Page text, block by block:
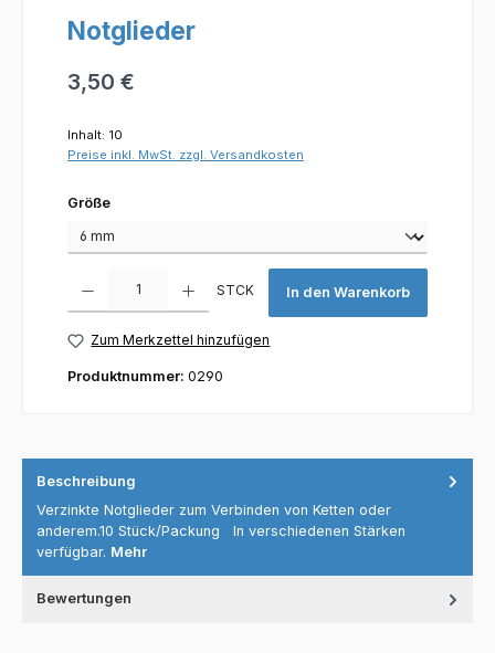
Notglieder
Regulärer Preis:
3,50 €
Inhalt: 10
Preise inkl. MwSt. zzgl. Versandkosten
Größeauswählen
STCK In den Warenkorb
Zum Merkzettel hinzufügen
Produktnummer: 0290
Beschreibung
Verzinkte Notglieder zum Verbinden von Ketten oder
anderem.10 Stück/Packung In verschiedenen Stärken
verfügbar. Mehr
Bewertungen